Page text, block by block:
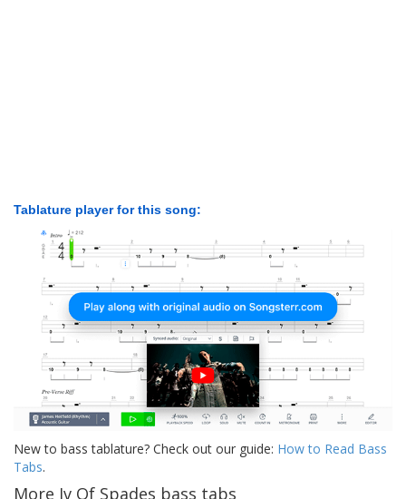
Tablature player for this song:
New to bass tablature? Check out our guide: How to Read Bass
Tabs.
More Iv Of Spades bass tabs